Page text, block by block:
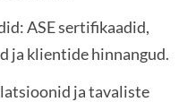
ASE sertifikaadid,
ja klientide hinnangud.
ja tavaliste